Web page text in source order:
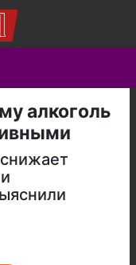
алкоголь